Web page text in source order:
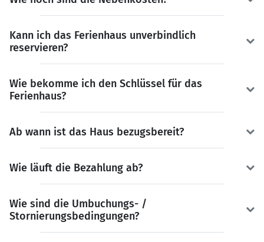
Kann ich das Ferienhaus unverbindlich
reservieren?
Wie bekomme ich den Schlüssel für das
Ferienhaus?
Ab wann ist das Haus bezugsbereit?
Wie läuft die Bezahlung ab?
Wie sind die Umbuchungs- /
Stornierungsbedingungen?